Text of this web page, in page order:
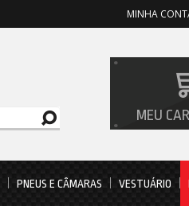
MINHA
MEU
PNEUS E CÂMARAS VESTUÁRIO